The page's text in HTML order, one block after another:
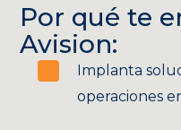
Por qué te
Avision:
Implanta
operaciones